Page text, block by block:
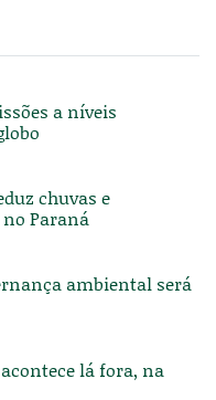
a níveis
chuvas e
Paraná
ambiental será
lá fora, na